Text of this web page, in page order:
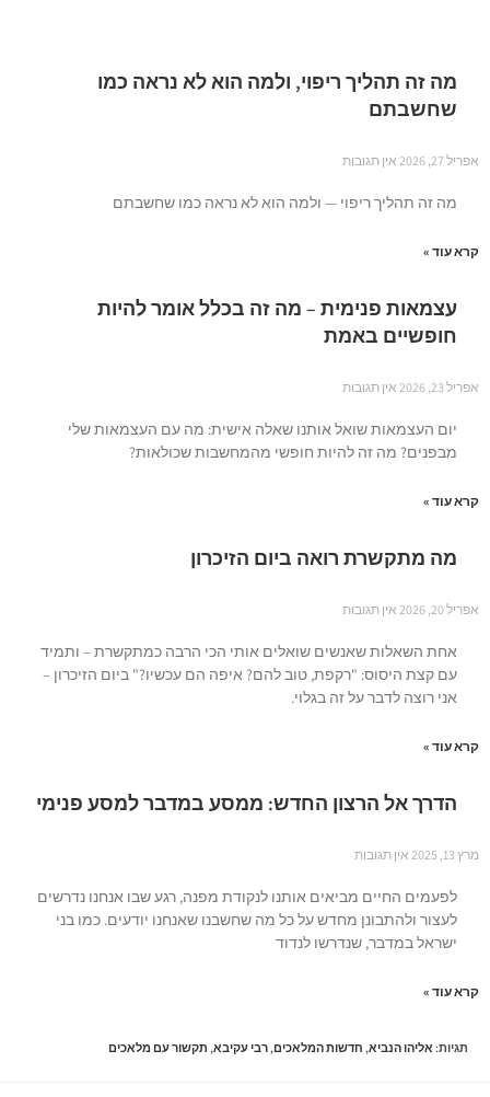
מה זה תהליך ריפוי, ולמה הוא לא נראה כמו
שחשבתם
אפריל 27, 2026 אין תגובות
מה זה תהליך ריפוי — ולמה הוא לא נראה כמו שחשבתם
קרא עוד »
עצמאות פנימית – מה זה בכלל אומר להיות
חופשיים באמת
אפריל 23, 2026 אין תגובות
יום העצמאות שואל אותנו שאלה אישית: מה עם העצמאות שלי
מבפנים? מה זה להיות חופשי מהמחשבות שכולאות?
קרא עוד »
מה מתקשרת רואה ביום הזיכרון
אפריל 20, 2026 אין תגובות
אחת השאלות שאנשים שואלים אותי הכי הרבה כמתקשרת – ותמיד
עם קצת היסוס: "רקפת, טוב להם? איפה הם עכשיו?" ביום הזיכרון –
אני רוצה לדבר על זה בגלוי.
קרא עוד »
הדרך אל הרצון החדש: ממסע במדבר למסע פנימי
מרץ 13, 2025 אין תגובות
לפעמים החיים מביאים אותנו לנקודת מפנה, רגע שבו אנחנו נדרשים
לעצור ולהתבונן מחדש על כל מה שחשבנו שאנחנו יודעים. כמו בני
ישראל במדבר, שנדרשו לנדוד
קרא עוד »
תגיות: אליהו הנביא, חדשות המלאכים,רבי עקיבא, תקשור עם מלאכים